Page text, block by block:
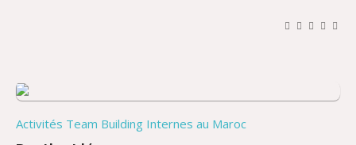
Activités Team Building Internes au Maroc